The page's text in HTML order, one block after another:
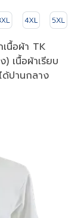
นื้อผ้า TK
) เนื้อผ้าเรียบ
ด้ปานกลาง